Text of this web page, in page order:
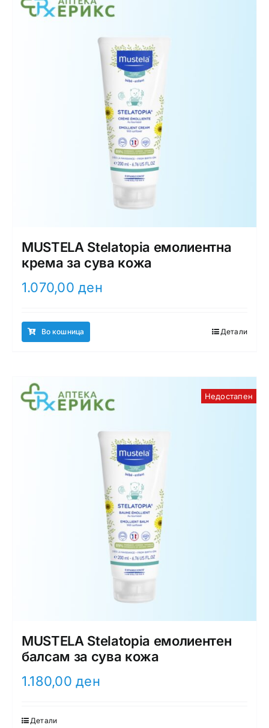
MUSTELA Stelatopia емолиентна
крема за сува кожа
1.070,00ден
Во кошница Детали
Недостапен
MUSTELA Stelatopia емолиентен
балсам за сува кожа
1.180,00ден
Детали